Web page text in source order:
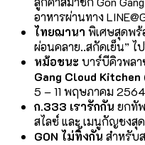
อาหารผ่านทาง
ไทยฌานา พิเศษสุดพร้
ผ่อนคลาย..สกัดเย็น”
หม้อชนะ บาร์บีคิวพลา
Gang Cloud
5 – 11 พฤษภาคม 2564
ก.333 เรารักกัน ยกทั
สไลซ์ และ เมนูกัญชงสุ
GON ไม่ทิ้งกัน สำหรับ